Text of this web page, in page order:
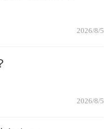
，保持正直生活
样理解的。认为
么。而且在好朋
镜子的时候镜子
2026/8/5
2026/8/5